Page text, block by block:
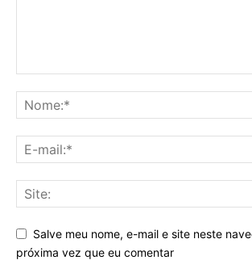
Salve meu nome, e-mail e site neste
próxima vez que eu comentar